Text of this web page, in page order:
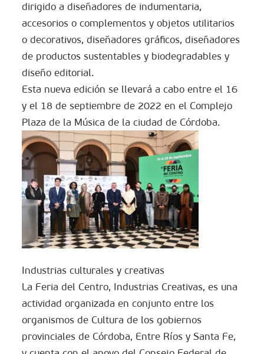
dirigido a diseñadores de indumentaria,
accesorios o complementos y objetos utilitarios
o decorativos, diseñadores gráficos, diseñadores
de productos sustentables y biodegradables y
diseño editorial.
Esta nueva edición se llevará a cabo entre el 16
y el 18 de septiembre de 2022 en el Complejo
Plaza de la Música de la ciudad de Córdoba.
Industrias culturales y creativas
La Feria del Centro, Industrias Creativas, es una
actividad organizada en conjunto entre los
organismos de Cultura de los gobiernos
provinciales de Córdoba, Entre Ríos y Santa Fe,